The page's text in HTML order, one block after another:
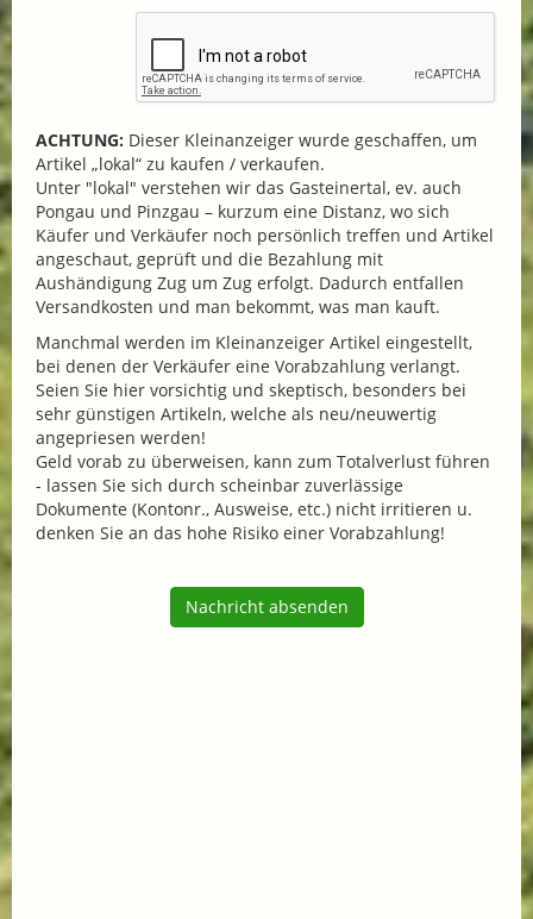
ACHTUNG: Dieser Kleinanzeiger wurde geschaffen, um
Artikel „lokal“ zu kaufen / verkaufen.
Unter "lokal" verstehen wir das Gasteinertal, ev. auch
Pongau und Pinzgau – kurzum eine Distanz, wo sich
Käufer und Verkäufer noch persönlich treffen und Artikel
angeschaut, geprüft und die Bezahlung mit
Aushändigung Zug um Zug erfolgt. Dadurch entfallen
Versandkosten und man bekommt, was man kauft.
Manchmal werden im Kleinanzeiger Artikel eingestellt,
bei denen der Verkäufer eine Vorabzahlung verlangt.
Seien Sie hier vorsichtig und skeptisch, besonders bei
sehr günstigen Artikeln, welche als neu/neuwertig
angepriesen werden!
Geld vorab zu überweisen, kann zum Totalverlust führen
- lassen Sie sich durch scheinbar zuverlässige
Dokumente (Kontonr., Ausweise, etc.) nicht irritieren u.
denken Sie an das hohe Risiko einer Vorabzahlung!
Nachricht absenden